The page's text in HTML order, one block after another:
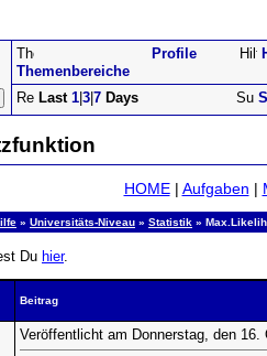
Themenbereiche
Profile
Last 1 3 7 Days
HOME| Aufgaben |
» Universitäts-Niveau » Statistik »
Du hier.
Beitrag
Veröffentlicht am Donnerstag, den